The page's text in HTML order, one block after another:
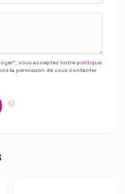
vous acceptez notre politique
la permission de vous contacter